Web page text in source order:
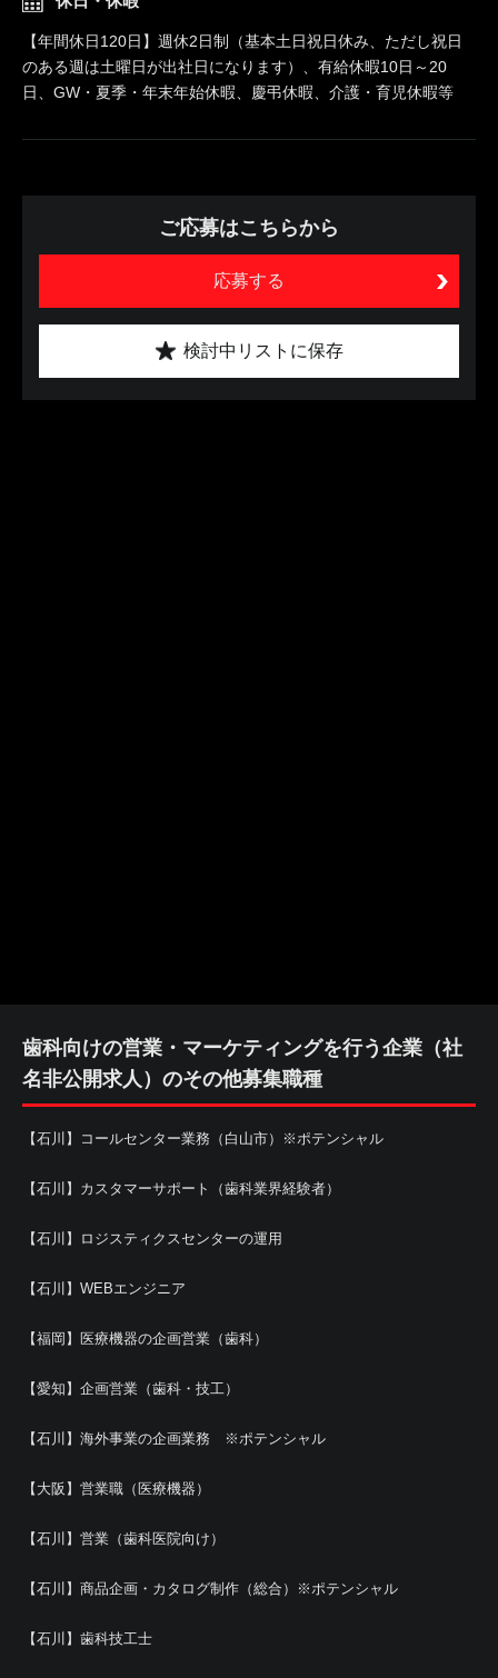
【年間休日120日】週休2日制（基本土日祝日休み、ただし祝日
のある週は土曜日が出社日になります）、有給休暇10日～20
日、GW・夏季・年末年始休暇、慶弔休暇、介護・育児休暇等
ご応募はこちらから
応募する
検討中リストに保存
歯科向けの営業・マーケティングを行う企業（社
名非公開求人）のその他募集職種
【石川】コールセンター業務（白山市）※ポテンシャル
【石川】カスタマーサポート（歯科業界経験者）
【石川】ロジスティクスセンターの運用
【石川】WEBエンジニア
【福岡】医療機器の企画営業（歯科）
【愛知】企画営業（歯科・技工）
【石川】海外事業の企画業務 ※ポテンシャル
【大阪】営業職（医療機器）
【石川】営業（歯科医院向け）
【石川】商品企画・カタログ制作（総合）※ポテンシャル
【石川】歯科技工士